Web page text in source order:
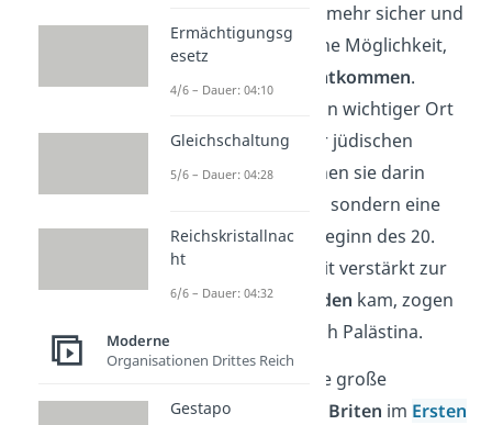
Heimatländern nicht mehr sicher und
sahen in Palästina eine Möglichkeit,
entkommen.
Schließlich war das ein wichtiger Ort
in der Geschichte der jüdischen
Religion. Deshalb sahen sie darin
keine Einwanderung, sondern eine
Rückkehr.Als es zu Beginn des 20.
Jahrhunderts weltweit verstärkt zur
Ausgrenzung von Juden kam, zogen
noch mehr Juden nach Palästina.
Das konnten sie ohne große
Probleme tun, da die Briten im Ersten
Ermächtigungsg
esetz
4/6 – Dauer: 04:10
Gleichschaltung
5/6 – Dauer: 04:28
Reichskristallnac
ht
6/6 – Dauer: 04:32
Moderne
Organisationen Drittes Reich
Gestapo